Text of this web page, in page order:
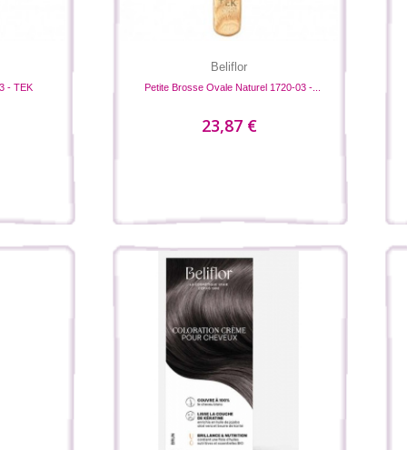
- TEK
Beliflor
Petite Brosse Ovale Naturel 1720-03 -...
23,87 €